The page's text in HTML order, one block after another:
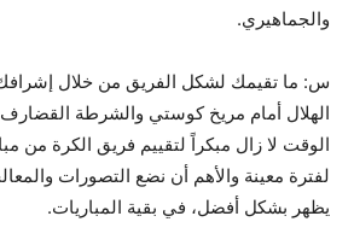
والجماهيري.
س: ما تقيمك لشكل الفريق من خلال
الهلال أمام مريخ كوستي والشرطة
الوقت لا زال مبكراً لتقييم فريق الكرة من
لفترة معينة والأهم أن نضع التصورات
يظهر بشكل أفضل، في بقية المباريات.